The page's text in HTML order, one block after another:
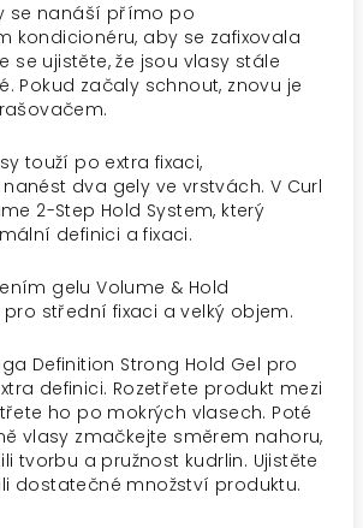
se nanáší přímo po
kondicionéru, aby se zafixovala
se ujistěte, že jsou vlasy stále
Pokud začaly schnout, znovu je
touží po extra fixaci,
dva gely ve vrstvách. V Curl
2-Step Hold System, který
definici a fixaci.
gelu Volume & Hold
pro střední fixaci a velký objem.
Definition Strong Hold Gel pro
definici. Rozetřete produkt mezi
ho po mokrých vlasech. Poté
vlasy zmačkejte směrem nahoru,
tvorbu a pružnost kudrlin. Ujistěte
dostatečné množství produktu.